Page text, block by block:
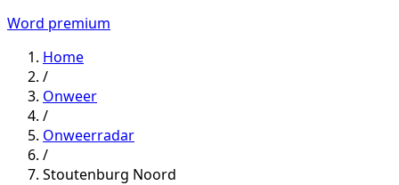
Word premium
Home
/
Onweer
/
Onweerradar
/
Stoutenburg Noord